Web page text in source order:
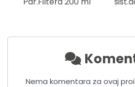
Nema komentara za ovaj